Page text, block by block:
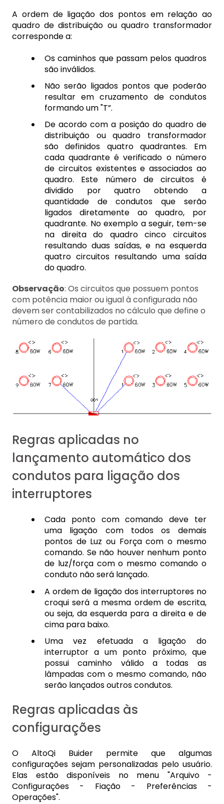
A ordem de ligação dos pontos em relação ao
quadro de distribuição ou quadro transformador
corresponde a:
Os caminhos que passam pelos quadros
são inválidos.
Não serão ligados pontos que poderão
resultar em cruzamento de condutos
formando um "T”.
De acordo com a posição do quadro de
distribuição ou quadro transformador
são definidos quatro quadrantes. Em
cada quadrante é verificado o número
de circuitos existentes e associados ao
quadro. Este número de circuitos é
dividido por quatro obtendo a
quantidade de condutos que serão
ligados diretamente ao quadro, por
quadrante. No exemplo a seguir, tem-se
na direita do quadro cinco circuitos
resultando duas saídas, e na esquerda
quatro circuitos resultando uma saída
do quadro.
Observação: Os circuitos que possuem pontos
com potência maior ou igual à configurada não
devem ser contabilizados no cálculo que define o
número de condutos de partida.
Regras aplicadas no
lançamento automático dos
condutos para ligação dos
interruptores
Cada ponto com comando deve ter
uma ligação com todos os demais
pontos de Luz ou Força com o mesmo
comando. Se não houver nenhum ponto
de luz/força com o mesmo comando o
conduto não será lançado.
A ordem de ligação dos interruptores no
croqui será a mesma ordem de escrita,
ou seja, da esquerda para a direita e de
cima para baixo.
Uma vez efetuada a ligação do
interruptor a um ponto próximo, que
possui caminho válido a todas as
lâmpadas com o mesmo comando, não
serão lançados outros condutos.
Regras aplicadas às
configurações
O AltoQi Buider permite que algumas
configurações sejam personalizadas pelo usuário.
Elas estão disponíveis no menu "Arquivo -
Configurações - Fiação - Preferências -
Operações".